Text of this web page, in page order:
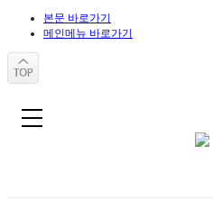
본문 바로가기
메인메뉴 바로가기